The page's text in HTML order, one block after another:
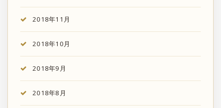
2018年11月
2018年10月
2018年9月
2018年8月